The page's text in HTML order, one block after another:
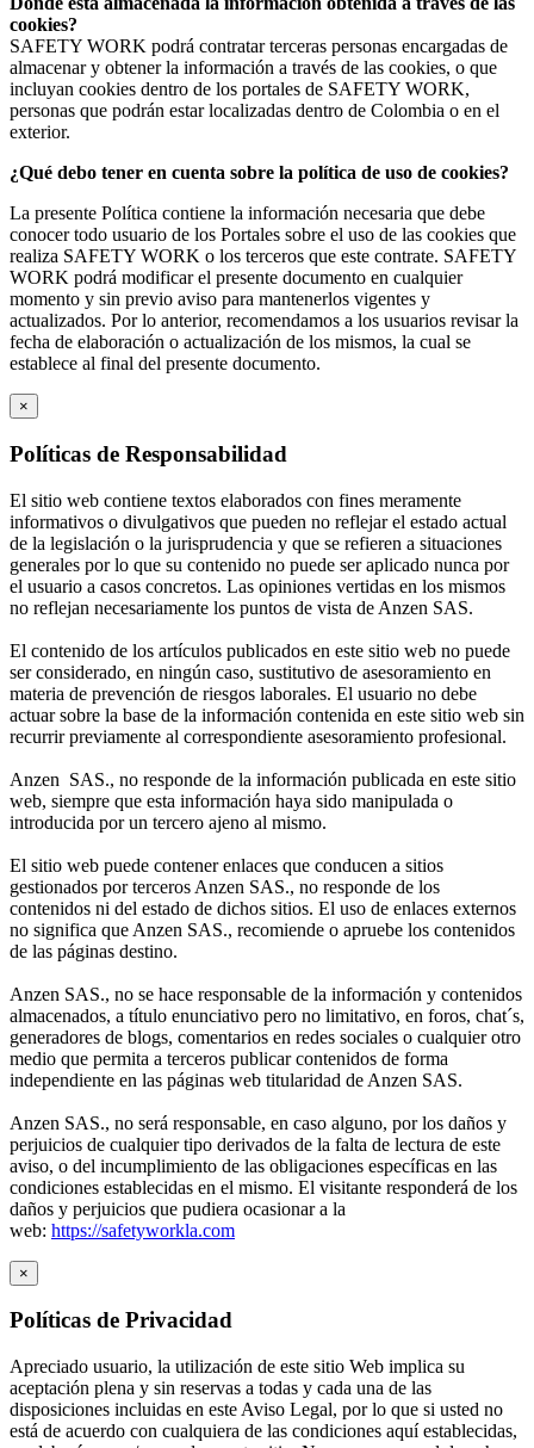
cookies?
SAFETY WORK podrá contratar terceras personas encargadas de
almacenar y obtener la información a través de las cookies, o que
incluyan cookies dentro de los portales de SAFETY WORK,
personas que podrán estar localizadas dentro de Colombia o en el
exterior.
¿Qué debo tener en cuenta sobre la política de uso de cookies?
La presente Política contiene la información necesaria que debe
conocer todo usuario de los Portales sobre el uso de las cookies que
realiza SAFETY WORK o los terceros que este contrate. SAFETY
WORK podrá modificar el presente documento en cualquier
momento y sin previo aviso para mantenerlos vigentes y
actualizados. Por lo anterior, recomendamos a los usuarios revisar la
fecha de elaboración o actualización de los mismos, la cual se
establece al final del presente documento.
×
Políticas de Responsabilidad
El sitio web contiene textos elaborados con fines meramente
informativos o divulgativos que pueden no reflejar el estado actual
de la legislación o la jurisprudencia y que se refieren a situaciones
generales por lo que su contenido no puede ser aplicado nunca por
el usuario a casos concretos. Las opiniones vertidas en los mismos
no reflejan necesariamente los puntos de vista de Anzen SAS.
El contenido de los artículos publicados en este sitio web no puede
ser considerado, en ningún caso, sustitutivo de asesoramiento en
materia de prevención de riesgos laborales. El usuario no debe
actuar sobre la base de la información contenida en este sitio web sin
recurrir previamente al correspondiente asesoramiento profesional.
Anzen SAS., no responde de la información publicada en este sitio
web, siempre que esta información haya sido manipulada o
introducida por un tercero ajeno al mismo.
El sitio web puede contener enlaces que conducen a sitios
gestionados por terceros Anzen SAS., no responde de los
contenidos ni del estado de dichos sitios. El uso de enlaces externos
no significa que Anzen SAS., recomiende o apruebe los contenidos
de las páginas destino.
Anzen SAS., no se hace responsable de la información y contenidos
almacenados, a título enunciativo pero no limitativo, en foros, chat´s,
generadores de blogs, comentarios en redes sociales o cualquier otro
medio que permita a terceros publicar contenidos de forma
independiente en las páginas web titularidad de Anzen SAS.
Anzen SAS., no será responsable, en caso alguno, por los daños y
perjuicios de cualquier tipo derivados de la falta de lectura de este
aviso, o del incumplimiento de las obligaciones específicas en las
condiciones establecidas en el mismo. El visitante responderá de los
daños y perjuicios que pudiera ocasionar a la
web: https://safetyworkla.com
×
Políticas de Privacidad
Apreciado usuario, la utilización de este sitio Web implica su
aceptación plena y sin reservas a todas y cada una de las
disposiciones incluidas en este Aviso Legal, por lo que si usted no
está de acuerdo con cualquiera de las condiciones aquí establecidas,